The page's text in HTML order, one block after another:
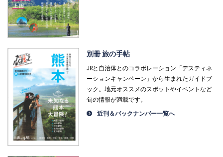
別冊 旅の手帖
JRと自治体とのコラボレーション「デスティネ
ーションキャンペーン」から生まれたガイドブ
ック。地元オススメのスポットやイベントなど
旬の情報が満載です。
近刊＆バックナンバー一覧へ